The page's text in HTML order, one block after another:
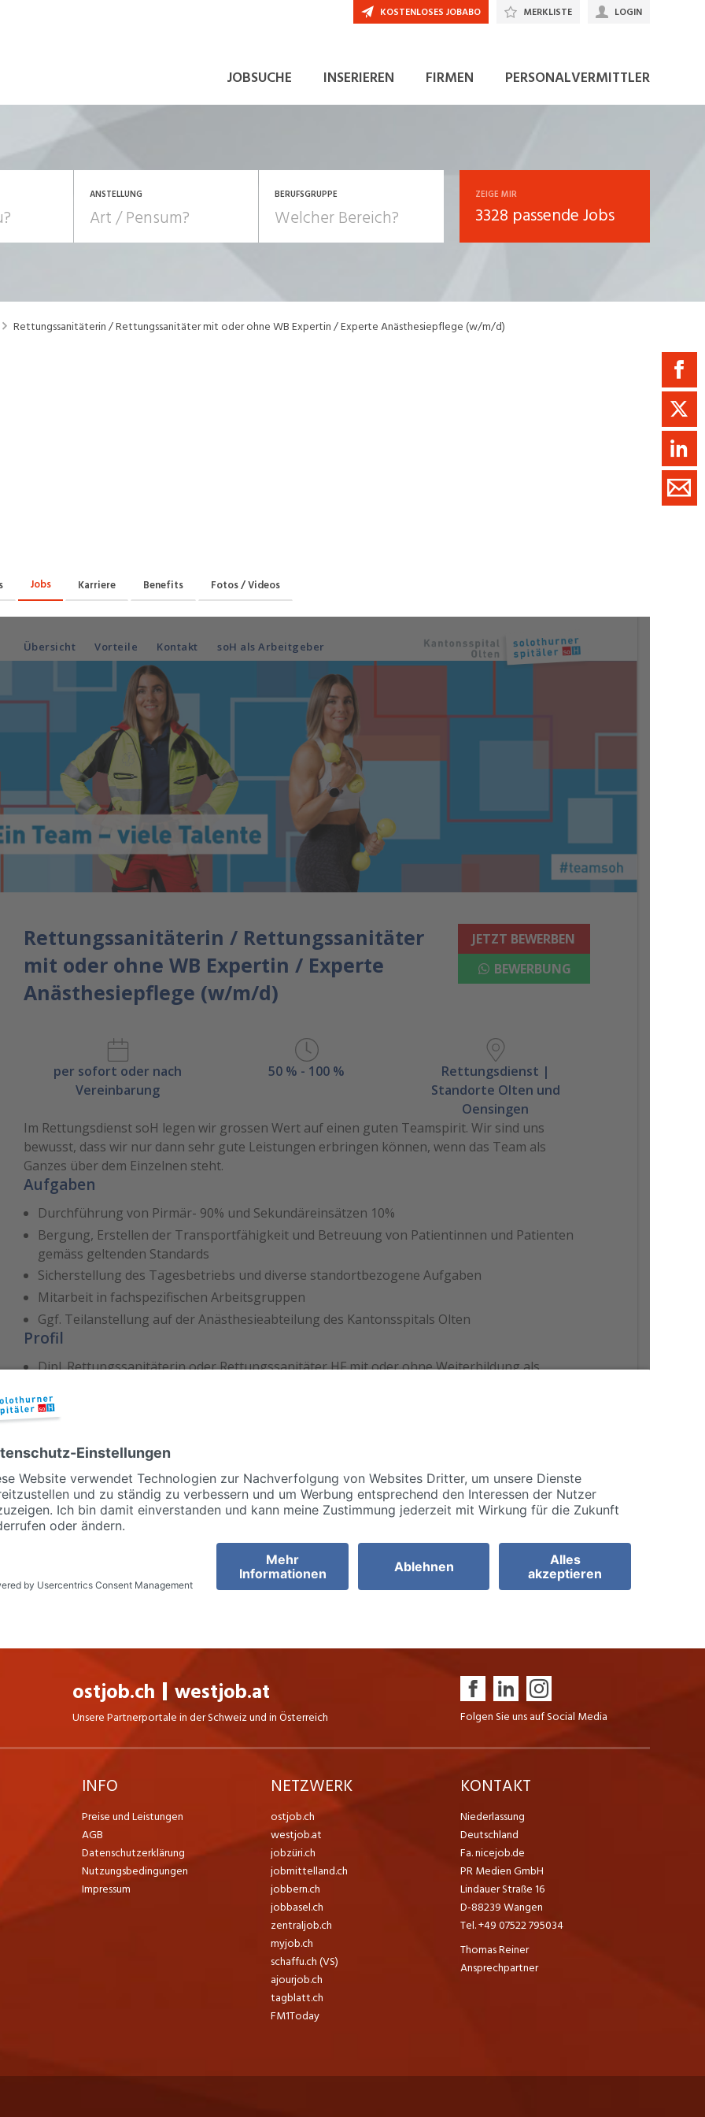
JOBSUCHE INSERIEREN FIRMEN PERSONALVERMITTLER
KOSTENLOSES JOBABO MERKLISTE LOGIN
ANSTELLUNG
Temporär (befristet)
Führungsposition
BERUFSGRUPPE
Human Resources Einkauf, Logistik, Transport,
ZEIGE MIR
3328 passende Jobs
Rettungssanitäterin / Rettungssanitäter mit oder ohne WB Expertin / Experte Anästhesiepflege (w/m/d)
JETZT BEWERBEN
Jobs Karriere Benefits Fotos / Videos
ostjob.ch westjob.at
Unsere Partnerportale in der Schweiz und in Österreich Folgen Sie uns auf Social Media
INFO
Preise und Leistungen
AGB
Datenschutzerklärung
Nutzungsbedingungen
Impressum
NETZWERK
ostjob.ch
westjob.at
jobzüri.ch
jobmittelland.ch
jobbern.ch
jobbasel.ch
zentraljob.ch
myjob.ch
schaffu.ch (VS)
ajourjob.ch
tagblatt.ch
FM1Today
KONTAKT
Niederlassung
Deutschland
Fa. nicejob.de
PR Medien GmbH
Lindauer Straße 16
D-88239 Wangen
Tel. +49 07522 795034
Thomas Reiner
Ansprechpartner